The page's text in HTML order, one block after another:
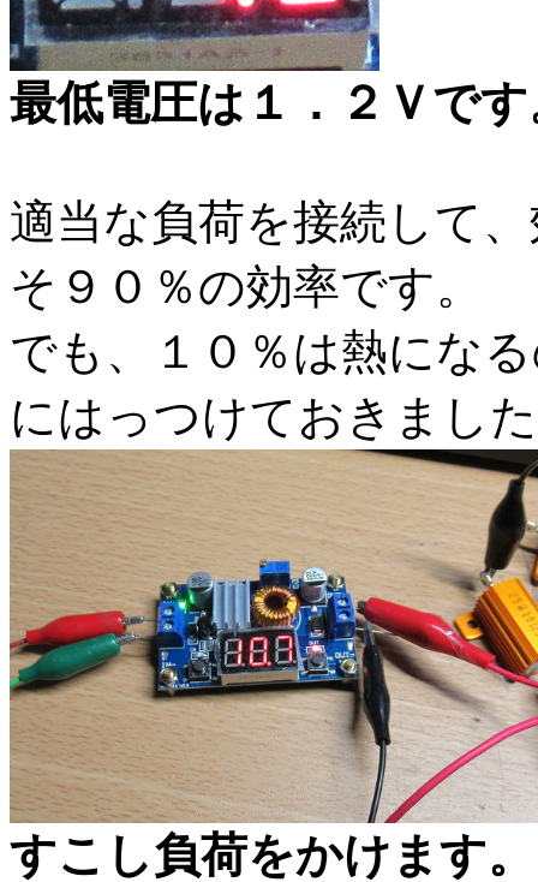
最低電圧は１．２Ｖで
適当な負荷を接続して
そ９０％の効率です。
でも、１０％は熱にな
にはっつけておきまし
すこし負荷をかけます。